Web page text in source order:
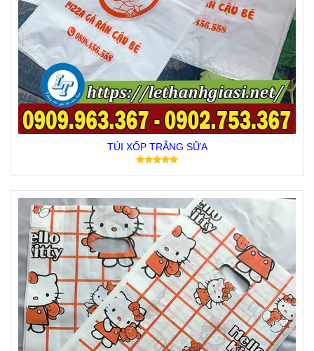
TÚI XỐP TRẮNG SỮA